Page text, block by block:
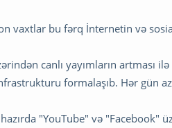
vaxtlar bu fərq İnternetin və
canlı yayımların artması ilə
formalaşıb. Hər gün
"YouTube" və "Facebook"